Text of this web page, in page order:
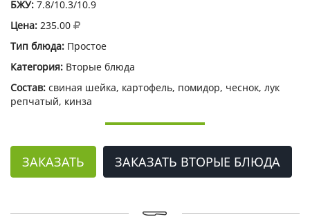
БЖУ: 7.8/10.3/10.9
Цена: 235.00
Тип блюда: Простое
Категория: Вторые блюда
Состав: свиная шейка, картофель, помидор, чеснок, лук
репчатый, кинза
ЗАКАЗАТЬ ЗАКАЗАТЬ ВТОРЫЕ БЛЮДА